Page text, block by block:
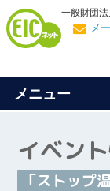
一般財団
メ
メニュー
イベン
「ストップ